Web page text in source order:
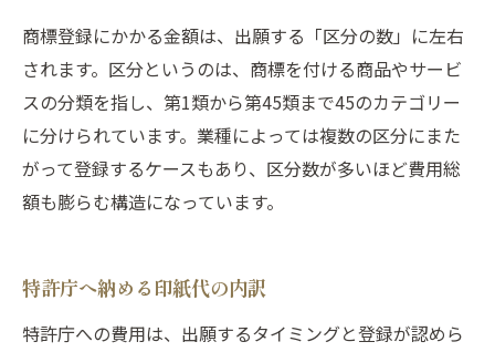
商標登録にかかる金額は、出願する「区分の数」に左右
されます。区分というのは、商標を付ける商品やサービ
スの分類を指し、第1類から第45類まで45のカテゴリー
に分けられています。業種によっては複数の区分にまた
がって登録するケースもあり、区分数が多いほど費用総
額も膨らむ構造になっています。
特許庁へ納める印紙代の内訳
特許庁への費用は、出願するタイミングと登録が認めら